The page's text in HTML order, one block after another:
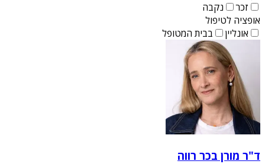
זכר
נקבה
אופציה לטיפול
אונליין
בבית המטופל
ד"ר מורן בכר רווה